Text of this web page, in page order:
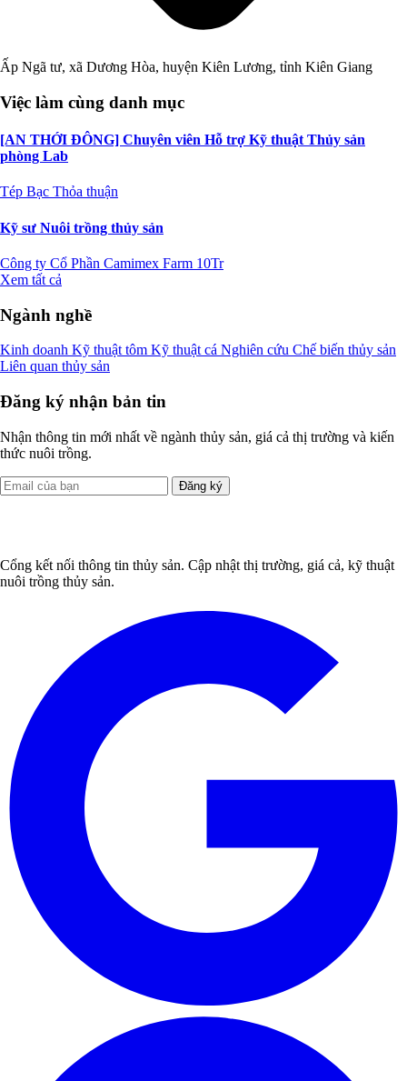
Ấp Ngã tư, xã Dương Hòa, huyện Kiên Lương, tỉnh Kiên Giang
Việc làm cùng danh mục
[AN THỚI ĐÔNG] Chuyên viên Hỗ trợ Kỹ thuật Thủy sản
phòng Lab
Tép Bạc Thỏa thuận
Kỹ sư Nuôi trồng thủy sản
Công ty Cổ Phần Camimex Farm 10Tr
Xem tất cả
Ngành nghề
Kinh doanh Kỹ thuật tôm Kỹ thuật cá Nghiên cứu Chế biến thủy sản
Liên quan thủy sản
Đăng ký nhận bản tin
Nhận thông tin mới nhất về ngành thủy sản, giá cả thị trường và kiến
thức nuôi trồng.
Đăng ký
Cổng kết nối thông tin thủy sản. Cập nhật thị trường, giá cả, kỹ thuật
nuôi trồng thủy sản.